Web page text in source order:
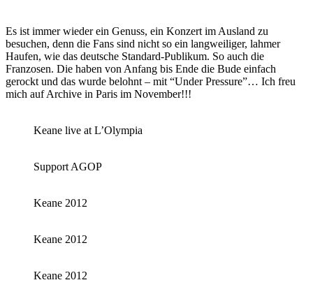
Es ist immer wieder ein Genuss, ein Konzert im Ausland zu
besuchen, denn die Fans sind nicht so ein langweiliger, lahmer
Haufen, wie das deutsche Standard-Publikum. So auch die
Franzosen. Die haben von Anfang bis Ende die Bude einfach
gerockt und das wurde belohnt – mit “Under Pressure”… Ich freu
mich auf Archive in Paris im November!!!
Keane live at L’Olympia
Support AGOP
Keane 2012
Keane 2012
Keane 2012